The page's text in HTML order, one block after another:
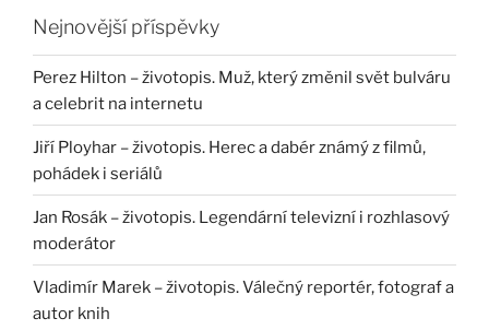
Nejnovější příspěvky
Perez Hilton – životopis. Muž, který změnil svět bulváru
a celebrit na internetu
Jiří Ployhar – životopis. Herec a dabér známý z filmů,
pohádek i seriálů
Jan Rosák – životopis. Legendární televizní i rozhlasový
moderátor
Vladimír Marek – životopis. Válečný reportér, fotograf a
autor knih